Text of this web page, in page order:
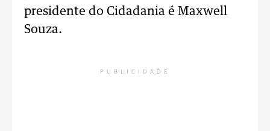
presidente do Cidadania é Maxwell
Souza.
PUBLICIDADE